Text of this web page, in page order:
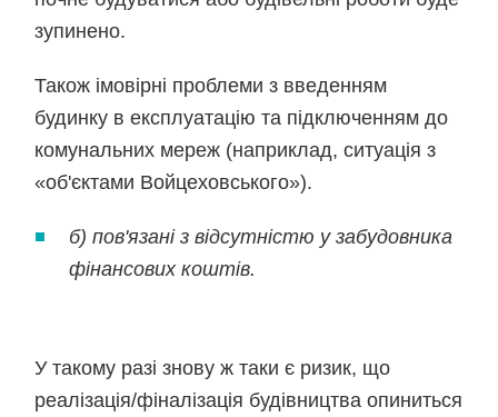
зупинено.
Також імовірні проблеми з введенням
будинку в експлуатацію та підключенням до
комунальних мереж (наприклад, ситуація з
«об'єктами Войцеховського»).
б) пов'язані з відсутністю у забудовника
фінансових коштів.
У такому разі знову ж таки є ризик, що
реалізація/фіналізація будівництва опиниться